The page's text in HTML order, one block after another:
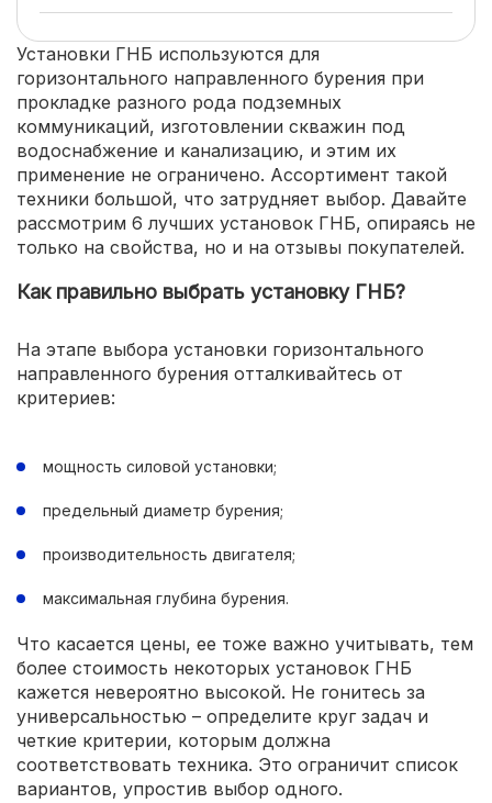
Установки ГНБ используются для
горизонтального направленного бурения при
прокладке разного рода подземных
коммуникаций, изготовлении скважин под
водоснабжение и канализацию, и этим их
применение не ограничено. Ассортимент такой
техники большой, что затрудняет выбор. Давайте
рассмотрим 6 лучших установок ГНБ, опираясь не
только на свойства, но и на отзывы покупателей.
Как правильно выбрать установку ГНБ?
На этапе выбора установки горизонтального
направленного бурения отталкивайтесь от
критериев:
мощность силовой установки;
предельный диаметр бурения;
производительность двигателя;
максимальная глубина бурения.
Что касается цены, ее тоже важно учитывать, тем
более стоимость некоторых установок ГНБ
кажется невероятно высокой. Не гонитесь за
универсальностью – определите круг задач и
четкие критерии, которым должна
соответствовать техника. Это ограничит список
вариантов, упростив выбор одного.